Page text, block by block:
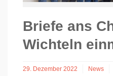
Briefe ans
Wichteln
29. Dezember 2022 News